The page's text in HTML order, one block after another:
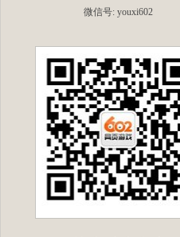
微信号: youxi602